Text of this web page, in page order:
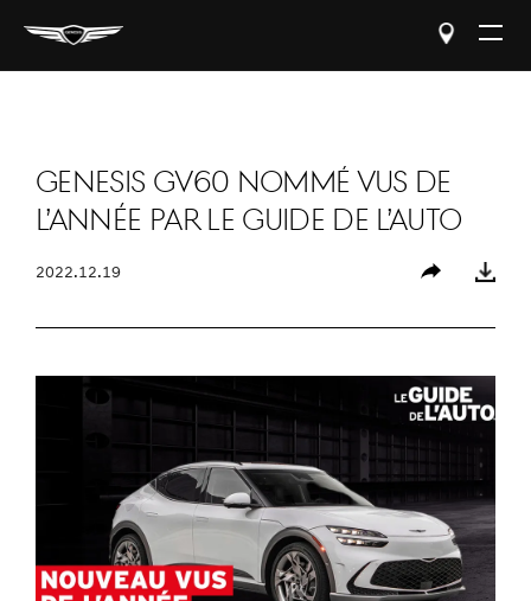
Open
Genesis GV60 nommé VUS de
l’année par Le Guide de l’auto
2022.12.19
Partager
Télécharger